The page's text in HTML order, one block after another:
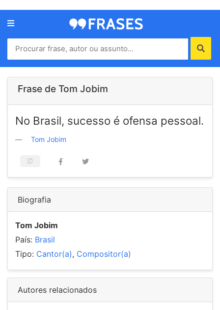
Menu
Home
Autores
de
Frase de Tom Jobim
No Brasil, sucesso é ofensa pessoal.
Tom Jobim
Biografia
Tom Jobim
País: Brasil
Tipo: Cantor(a), Compositor(a)
Autores relacionados